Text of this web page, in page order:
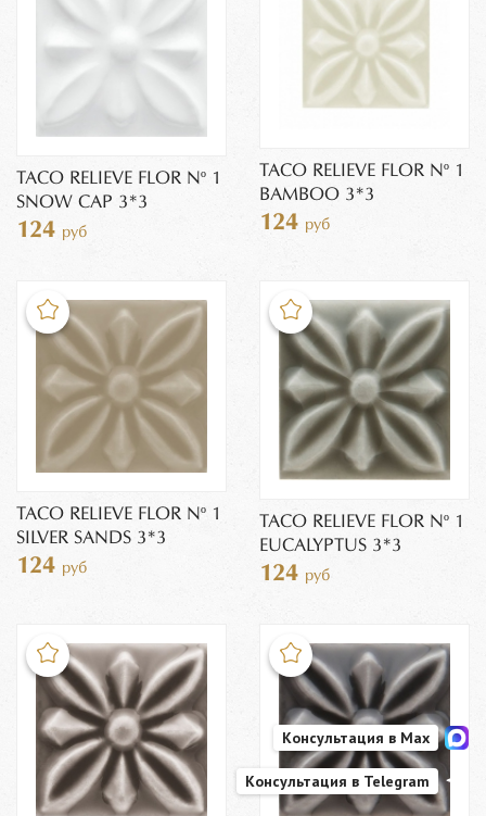
TACO RELIEVE FLOR Nº 1
SNOW CAP 3*3
124 руб
TACO RELIEVE FLOR Nº 1
BAMBOO 3*3
124 руб
TACO RELIEVE FLOR Nº 1
SILVER SANDS 3*3
124 руб
TACO RELIEVE FLOR Nº 1
EUCALYPTUS 3*3
124 руб
Консультация в Telegram
Консультация в Max